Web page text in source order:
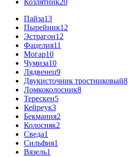
Козлятник20
Пайза13
Пырейник12
Эстрагон12
Фацелия11
Могар10
Чумиза10
Лядвенец9
Двукисточник тростниковый8
Ломкоколосник8
Терескен5
Кейреук3
Бекмания2
Колосняк2
Сведа1
Сильфия1
Вязель1